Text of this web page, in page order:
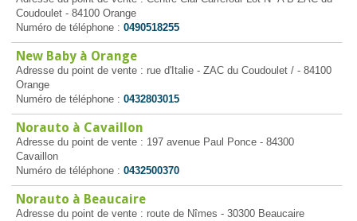
Coudoulet - 84100 Orange
Numéro de téléphone : 0490518255
New Baby à Orange
Adresse du point de vente : rue d'Italie - ZAC du Coudoulet / - 84100
Orange
Numéro de téléphone : 0432803015
Norauto à Cavaillon
Adresse du point de vente : 197 avenue Paul Ponce - 84300
Cavaillon
Numéro de téléphone : 0432500370
Norauto à Beaucaire
Adresse du point de vente : route de Nîmes - 30300 Beaucaire